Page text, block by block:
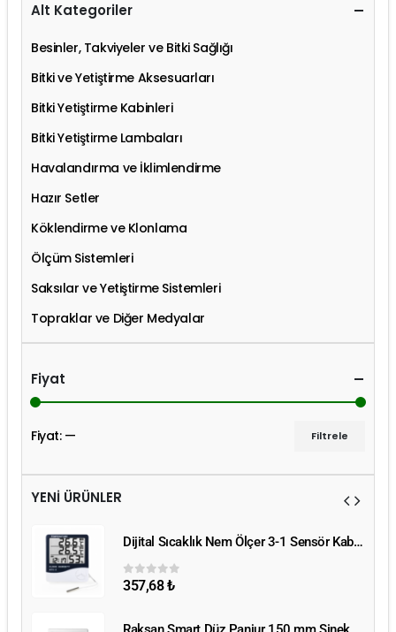
Alt Kategoriler
Besinler, Takviyeler ve Bitki Sağlığı
Bitki ve Yetiştirme Aksesuarları
Bitki Yetiştirme Kabinleri
Bitki Yetiştirme Lambaları
Havalandırma ve İklimlendirme
Hazır Setler
Köklendirme ve Klonlama
Ölçüm Sistemleri
Saksılar ve Yetiştirme Sistemleri
Topraklar ve Diğer Medyalar
Fiyat
Filtrele
Fiyat: —
YENİ ÜRÜNLER
Dijital Sıcaklık Nem Ölçer 3-1 Sensör Kablolu
05 üzerinden
357,68₺